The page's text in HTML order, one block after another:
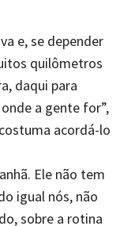
e, se depender
quilômetros
daqui para
a gente for”,
acordá-lo
Ele não tem
igual nós, não
sobre a rotina